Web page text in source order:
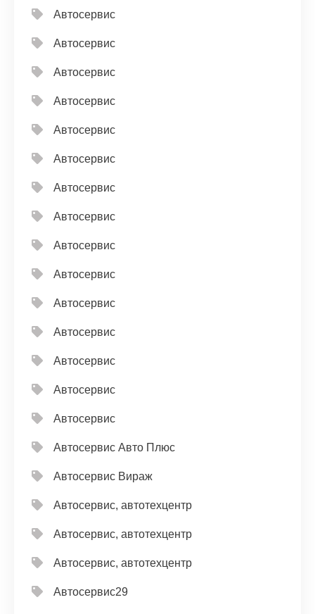
Автосервис
Автосервис
Автосервис
Автосервис
Автосервис
Автосервис
Автосервис
Автосервис
Автосервис
Автосервис
Автосервис
Автосервис
Автосервис
Автосервис
Автосервис
Автосервис Авто Плюс
Автосервис Вираж
Автосервис, автотехцентр
Автосервис, автотехцентр
Автосервис, автотехцентр
Автосервис29